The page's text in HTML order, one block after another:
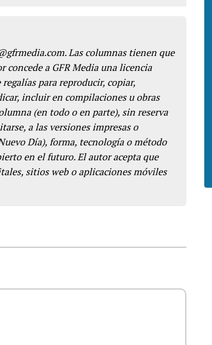
Las columnas tienen que
concede a GFR Media una licencia
para reproducir, copiar,
incluir en compilaciones u obras
(en todo o en parte), sin reserva
a las versiones impresas o
Día), forma, tecnología o método
en el futuro. El autor acepta que
sitios web o aplicaciones móviles